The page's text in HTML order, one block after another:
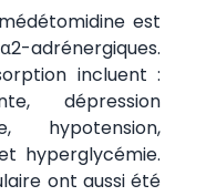
est
adrénergiques.
incluent :
dépression
hypotension,
hyperglycémie.
ont aussi été